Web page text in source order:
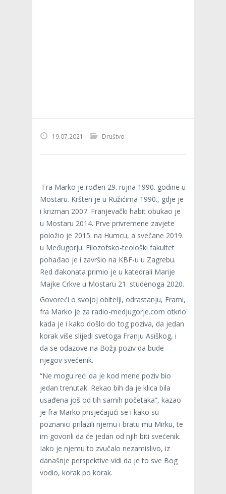
19.07.2021 Društvo
Fra Marko je rođen 29. rujna 1990. godine u
Mostaru. Kršten je u Ružićima 1990., gdje je
i krizman 2007. Franjevački habit obukao je
u Mostaru 2014. Prve privremene zavjete
položio je 2015. na Humcu, a svečane 2019.
u Međugorju. Filozofsko-teološki fakultet
pohađao je i završio na KBF-u u Zagrebu.
Red đakonata primio je u katedrali Marije
Majke Crkve u Mostaru 21. studenoga 2020.
Govoreći o svojoj obitelji, odrastanju, Frami,
fra Marko je za radio-medjugorje.com otkrio
kada je i kako došlo do tog poziva, da jedan
korak više slijedi svetoga Franju Asiškog, i
da se odazove na Božji poziv da bude
njegov svećenik.
“Ne mogu reći da je kod mene poziv bio
jedan trenutak. Rekao bih da je klica bila
usađena još od tih samih početaka”, kazao
je fra Marko prisjećajući se i kako su
poznanici prilazili njemu i bratu mu Mirku, te
im govorili da će jedan od njih biti svećenik.
Iako je njemu to zvučalo nezamislivo, iz
današnje perspektive vidi da je to sve Bog
vodio, korak po korak.